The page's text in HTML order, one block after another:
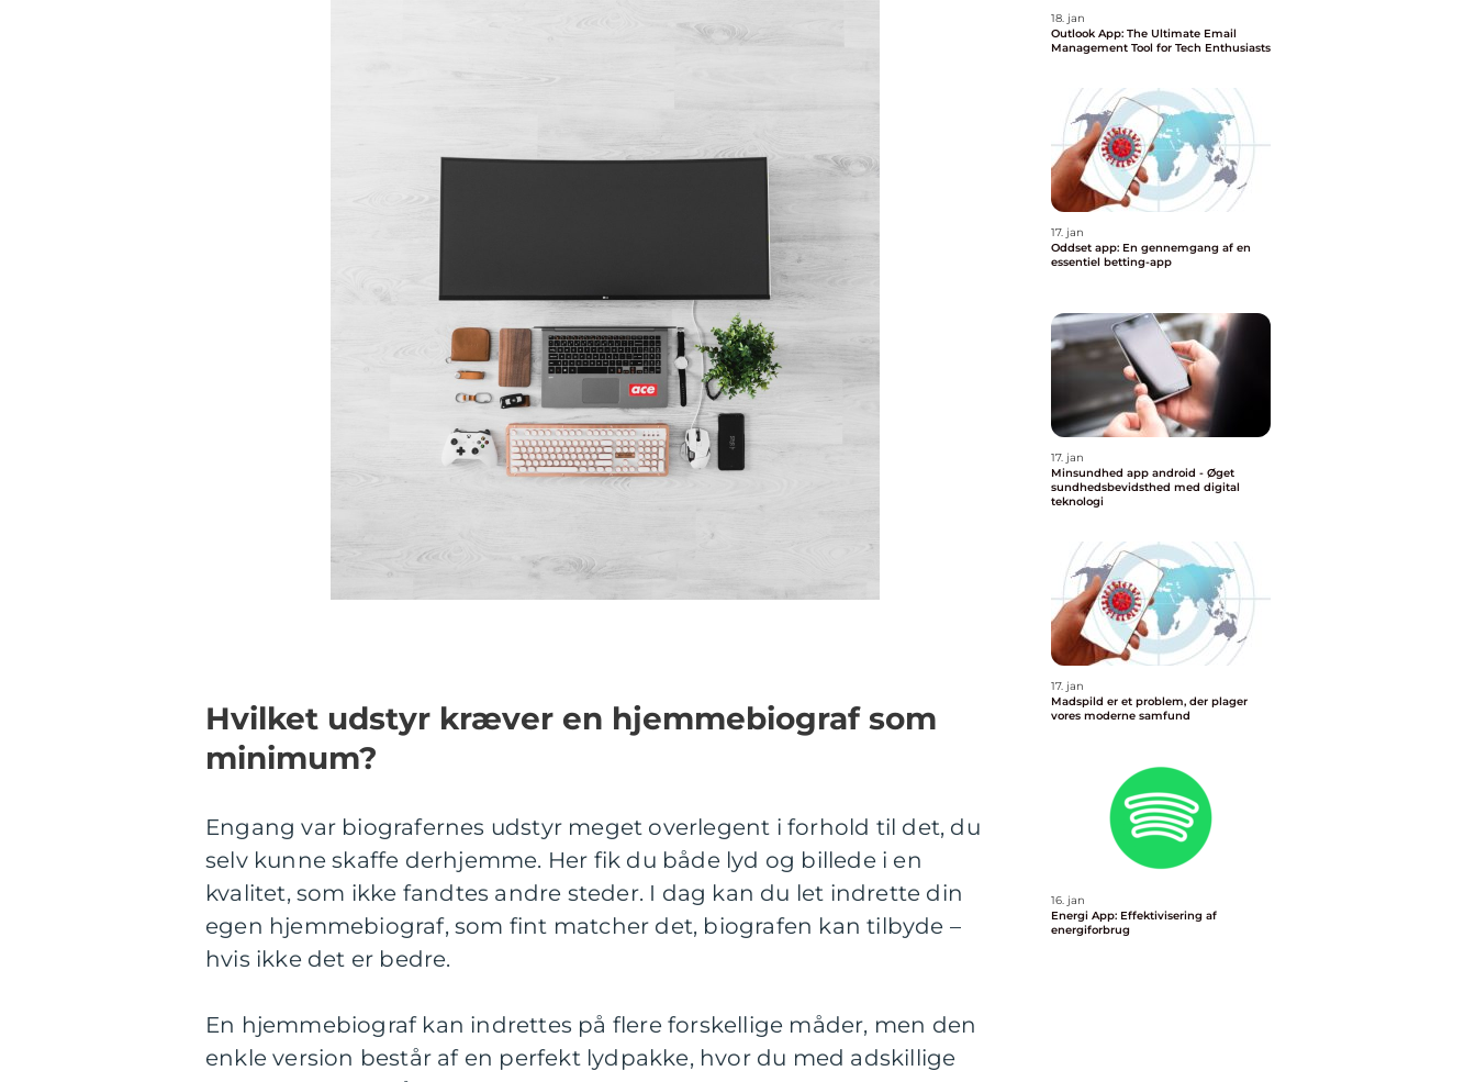
Hvilket udstyr kræver en hjemmebiograf som
minimum?
Engang var biografernes udstyr meget overlegent i forhold til det, du
selv kunne skaffe derhjemme. Her fik du både lyd og billede i en
kvalitet, som ikke fandtes andre steder. I dag kan du let indrette din
egen hjemmebiograf, som fint matcher det, biografen kan tilbyde –
hvis ikke det er bedre.
En hjemmebiograf kan indrettes på flere forskellige måder, men den
enkle version består af en perfekt lydpakke, hvor du med adskillige
18. jan
Outlook App: The Ultimate Email
Management Tool for Tech Enthusiasts
17. jan
Oddset app: En gennemgang af en
essentiel betting-app
17. jan
Minsundhed app android - Øget
sundhedsbevidsthed med digital
teknologi
17. jan
Madspild er et problem, der plager
vores moderne samfund
16. jan
Energi App: Effektivisering af
energiforbrug